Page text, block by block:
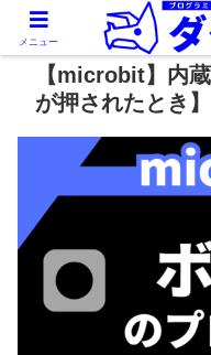
【microbit】内
が押されたとき】
メニュー